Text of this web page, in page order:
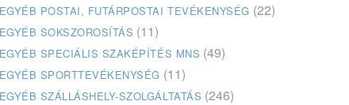
EGYÉB POSTAI, FUTÁRPOSTAI TEVÉKENYSÉG (22)
EGYÉB SOKSZOROSÍTÁS (11)
EGYÉB SPECIÁLIS SZAKÉPÍTÉS MNS (49)
EGYÉB SPORTTEVÉKENYSÉG (11)
EGYÉB SZÁLLÁSHELY-SZOLGÁLTATÁS (246)